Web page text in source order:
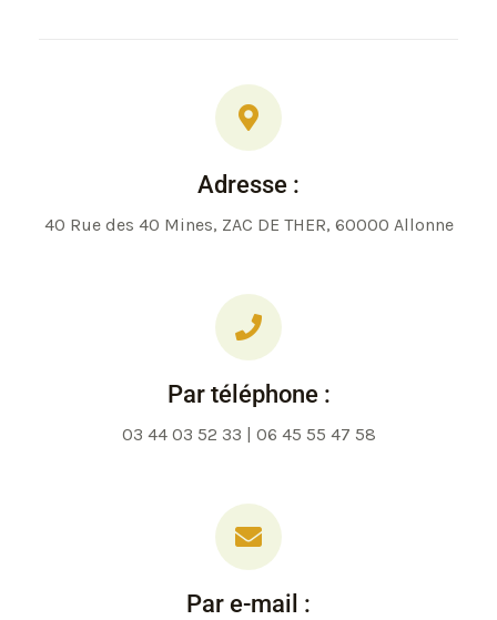
Adresse :
40 Rue des 40 Mines, ZAC DE THER, 60000 Allonne
Par téléphone :
03 44 03 52 33 | 06 45 55 47 58
Par e-mail :